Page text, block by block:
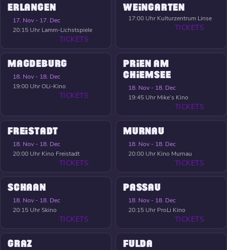
ERLANGEN
17. Nov - 17. Dec
20:15 Uhr Lamm-Lichstspiele
TICKETS
WEINGARTEN
17:00 Uhr Kulturzentrum Linse
TICKETS
MAGDEBURG
18. Nov - 18. Dec
19:00 UhrOLi-Kino
TICKETS
PRIEN AM
CHIEMSEE
18. Nov - 18. Dec
19:45 Uhr Mike’s Kino
TICKETS
FREISTADT
18. Nov - 18. Dec
20:00 Uhr Kino Freistadt
TICKETS
MURNAU
18. Nov - 18. Dec
20:00 Uhr Kino Murnau
TICKETS
SCHAAN
18. Nov - 18. Dec
20:15 UhrSkino
TICKETS
PASSAU
18. Nov - 18. Dec
20:15 Uhr ProLi Kino
TICKETS
GRAZ FULDA